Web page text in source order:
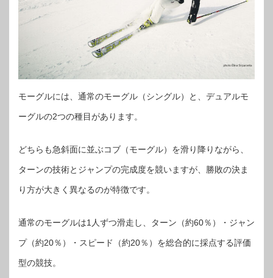
モーグルには、通常のモーグル（シングル）と、デュアルモ
ーグルの2つの種目があります。
どちらも急斜面に並ぶコブ（モーグル）を滑り降りながら、
ターンの技術とジャンプの完成度を競いますが、勝敗の決ま
り方が大きく異なるのが特徴です。
通常のモーグルは1人ずつ滑走し、ターン（約60％）・ジャン
プ（約20％）・スピード（約20％）を総合的に採点する評価
型の競技。